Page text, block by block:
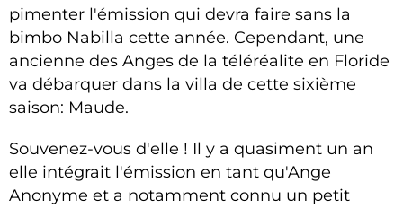
pimenter l'émission qui devra faire sans la
bimbo Nabilla cette année. Cependant, une
ancienne des Anges de la téléréalite en Floride
va débarquer dans la villa de cette sixième
saison: Maude.
Souvenez-vous d'elle ! Il y a quasiment un an
elle intégrait l'émission en tant qu'Ange
Anonyme et a notamment connu un petit